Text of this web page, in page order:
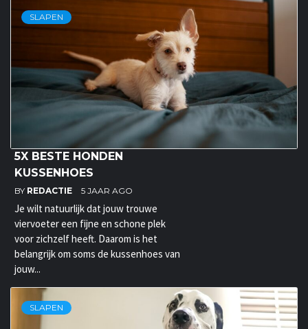
SLAPEN
5X BESTE HONDEN
KUSSENHOES
BY REDACTIE 5 JAAR AGO
Je wilt natuurlijk dat jouw trouwe
viervoeter een fijne en schone plek
voor zichzelf heeft. Daarom is het
belangrijk om soms de kussenhoes van
jouw...
SLAPEN